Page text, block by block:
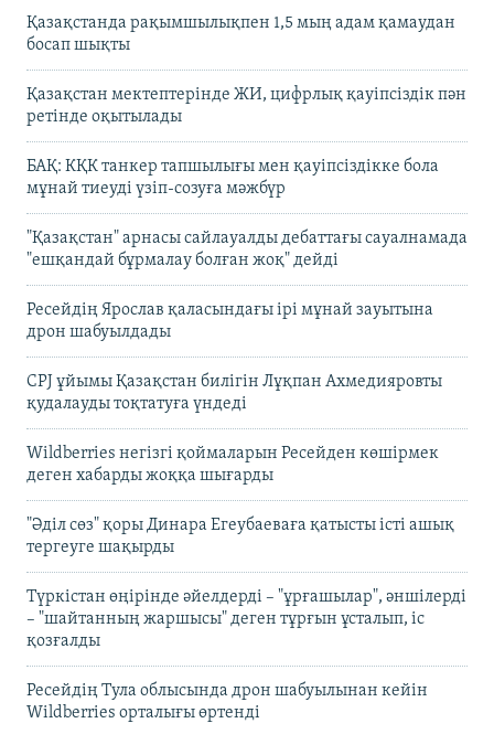
Қазақстанда рақымшылықпен 1,5 мың адам қамаудан
босап шықты
Қазақстан мектептерінде ЖИ, цифрлық қауіпсіздік пән
ретінде оқытылады
БАҚ: КҚК танкер тапшылығы мен қауіпсіздікке бола
мұнай тиеуді үзіп-созуға мәжбүр
"Қазақстан" арнасы сайлауалды дебаттағы сауалнамада
"ешқандай бұрмалау болған жоқ" дейді
Ресейдің Ярослав қаласындағы ірі мұнай зауытына
дрон шабуылдады
CPJ ұйымы Қазақстан билігін Лұқпан Ахмедияровты
қудалауды тоқтатуға үндеді
Wildberries негізгі қоймаларын Ресейден көшірмек
деген хабарды жоққа шығарды
"Әділ сөз" қоры Динара Егеубаеваға қатысты істі ашық
тергеуге шақырды
Түркістан өңірінде әйелдерді – "ұрғашылар", әншілерді
– "шайтанның жаршысы" деген тұрғын ұсталып, іс
қозғалды
Ресейдің Тула облысында дрон шабуылынан кейін
Wildberries орталығы өртенді